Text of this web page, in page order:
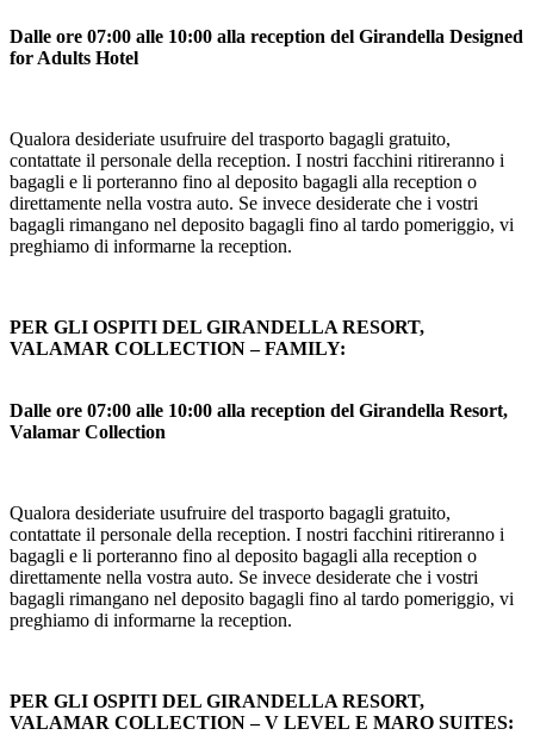
Dalle ore 07:00 alle 10:00 alla reception del Girandella Designed
for Adults Hotel
Qualora desideriate usufruire del trasporto bagagli gratuito,
contattate il personale della reception. I nostri facchini ritireranno i
bagagli e li porteranno fino al deposito bagagli alla reception o
direttamente nella vostra auto. Se invece desiderate che i vostri
bagagli rimangano nel deposito bagagli fino al tardo pomeriggio, vi
preghiamo di informarne la reception.
PER GLI OSPITI DEL GIRANDELLA RESORT,
VALAMAR COLLECTION – FAMILY:
Dalle ore 07:00 alle 10:00 alla reception del Girandella Resort,
Valamar Collection
Qualora desideriate usufruire del trasporto bagagli gratuito,
contattate il personale della reception. I nostri facchini ritireranno i
bagagli e li porteranno fino al deposito bagagli alla reception o
direttamente nella vostra auto. Se invece desiderate che i vostri
bagagli rimangano nel deposito bagagli fino al tardo pomeriggio, vi
preghiamo di informarne la reception.
PER GLI OSPITI DEL GIRANDELLA RESORT,
VALAMAR COLLECTION – V LEVEL E MARO SUITES: